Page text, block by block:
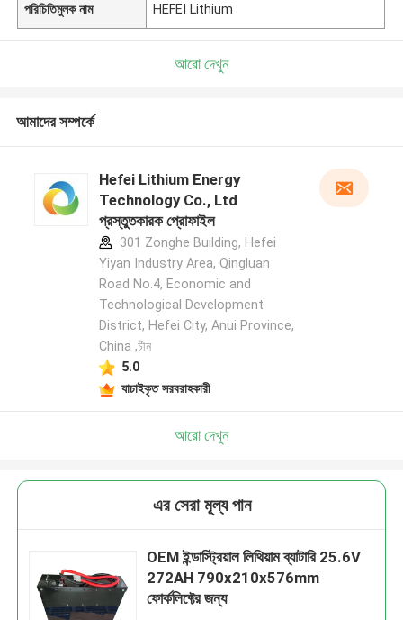
পরিচিতিমুলক নাম HEFEI Lithium
আরো দেখুন
আমাদের সম্পর্কে
Hefei Lithium Energy
Technology Co., Ltd
প্রস্তুতকারক প্রোফাইল
301 Zonghe Building, Hefei
Yiyan Industry Area, Qingluan
Road No.4, Economic and
Technological Development
District, Hefei City, Anui Province,
China ,চীন
5.0
যাচাইকৃত সরবরাহকারী
আরো দেখুন
এর সেরা মূল্য পান
OEM ইন্ডাস্ট্রিয়াল লিথিয়াম ব্যাটারি 25.6V
272AH 790x210x576mm
ফোর্কলিফ্টের জন্য